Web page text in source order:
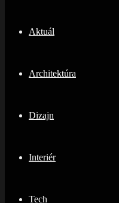
Aktuál
Architektúra
Dizajn
Interiér
Tech